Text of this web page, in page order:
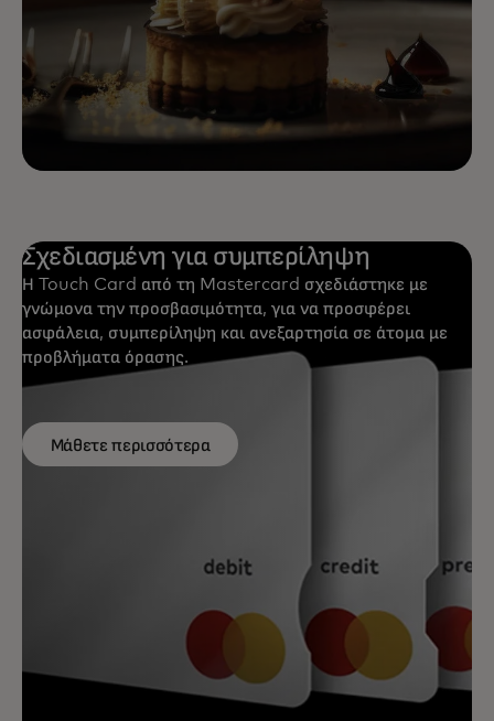
Σχεδιασμένη για συμπερίληψη
Η Touch Card από τη Mastercard σχεδιάστηκε με
γνώμονα την προσβασιμότητα, για να προσφέρει
ασφάλεια, συμπερίληψη και ανεξαρτησία σε άτομα με
προβλήματα όρασης.
Μάθετε περισσότερα